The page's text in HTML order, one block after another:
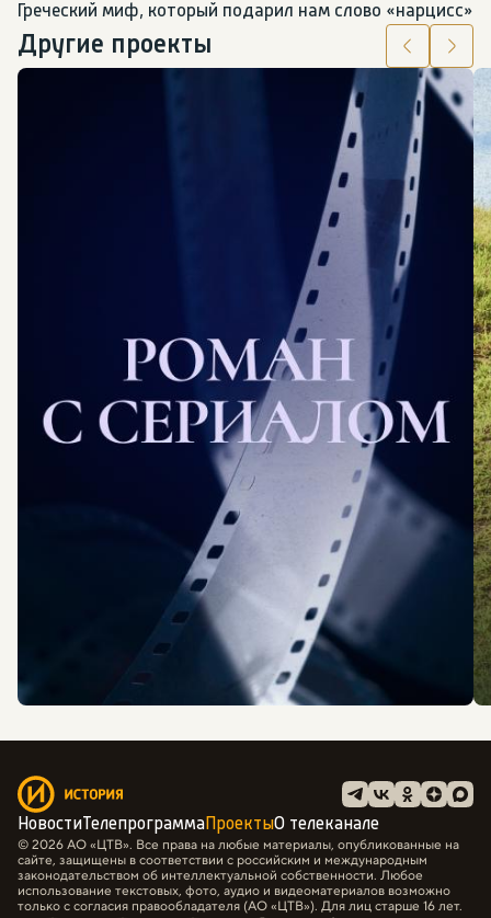
Греческий миф, который подарил нам слово «нарцисс»
Другие проекты
НовостиТелепрограммаПроектыО телеканале
© 2026 АО «ЦТВ». Все права на любые материалы, опубликованные на
сайте, защищены в соответствии с российским и международным
законодательством об интеллектуальной собственности. Любое
использование текстовых, фото, аудио и видеоматериалов возможно
только с согласия правообладателя (АО «ЦТВ»). Для лиц старше 16 лет.